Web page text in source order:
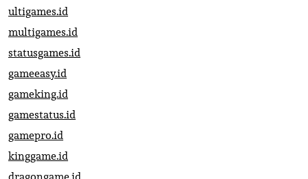
ultigames.id
multigames.id
statusgames.id
gameeasy.id
gameking.id
gamestatus.id
gamepro.id
kinggame.id